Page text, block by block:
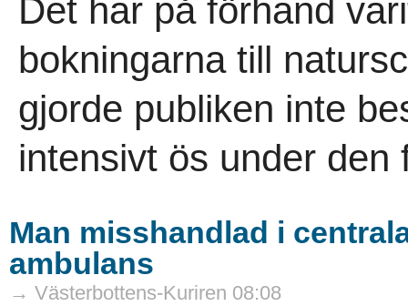
Det har på förhand
bokningarna till
gjorde publiken inte
intensivt ös under
Man misshandlad i
ambulans
→ Västerbottens-Kuriren 08:08